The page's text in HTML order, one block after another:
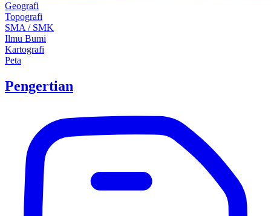
Geografi
Topografi
SMA / SMK
Ilmu Bumi
Kartografi
Peta
Pengertian